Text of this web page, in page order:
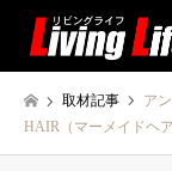
取材記事
ア
HAIR（マーメイドヘア